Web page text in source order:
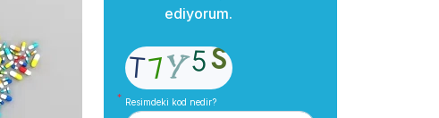
ediyorum.
Resimdeki kod nedir?